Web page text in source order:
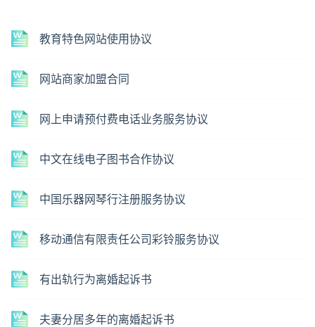
教育特色网站使用协议
网站商家加盟合同
网上申请预付费电话业务服务协议
中文在线电子图书合作协议
中国乐器网琴行注册服务协议
移动通信有限责任公司彩铃服务协议
有出轨行为离婚起诉书
夫妻分居多年的离婚起诉书